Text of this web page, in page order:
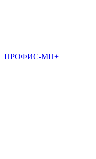
ПРОФИС-МП+